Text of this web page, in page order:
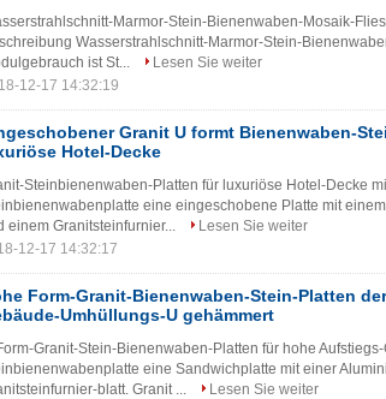
Marmor-Stein-Bienenwaben-Mosaik-
Wasserstrahlschnitt-Marmor-Stein-
ist St...
Lesen Sie weiter
12-17 14:32:19
Granit U formt Bienenwaben-
Hotel-Decke
Steinbienenwaben-Platten für luxuriöse Hotel-Decke
eine eingeschobene Platte mit
einem Granitsteinfurnier...
Lesen Sie weiter
12-17 14:32:17
Form-Granit-Bienenwaben-Stein-Platten
Umhüllungs-U gehämmert
Granit-Stein-Bienenwaben-Platten für hohe
eine Sandwichplatte mit einer
blatt. Granit ...
Lesen Sie weiter